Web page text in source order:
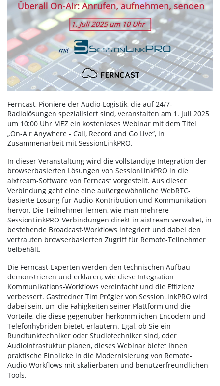
Ferncast, Pioniere der Audio-Logistik, die auf 24/7-
Radiolösungen spezialisiert sind, veranstalten am 1. Juli 2025
um 10:00 Uhr MEZ ein kostenloses Webinar mit dem Titel
„On-Air Anywhere - Call, Record and Go Live“, in
Zusammenarbeit mit SessionLinkPRO.
In dieser Veranstaltung wird die vollständige Integration der
browserbasierten Lösungen von SessionLinkPRO in die
aixtream-Software von Ferncast vorgestellt. Aus dieser
Verbindung geht eine eine außergewöhnliche WebRTC-
basierte Lösung für Audio-Kontribution und Kommunikation
hervor. Die Teilnehmer lernen, wie man mehrere
SessionLinkPRO-Verbindungen direkt in aixtream verwaltet, in
bestehende Broadcast-Workflows integriert und dabei den
vertrauten browserbasierten Zugriff für Remote-Teilnehmer
beibehält.
Die Ferncast-Experten werden den technischen Aufbau
demonstrieren und erklären, wie diese Integration
Kommunikations-Workflows vereinfacht und die Effizienz
verbessert. Gastredner Tim Prögler von SessionLinkPRO wird
dabei sein, um die Fähigkeiten seiner Plattform und die
Vorteile, die diese gegenüber herkömmlichen Encodern und
Telefonhybriden bietet, erläutern. Egal, ob Sie ein
Rundfunktechniker oder Studiotechniker sind, oder
Audioinfrastuktur planen, dieses Webinar bietet Ihnen
praktische Einblicke in die Modernisierung von Remote-
Audio-Workflows mit skalierbaren und benutzerfreundlichen
Tools.